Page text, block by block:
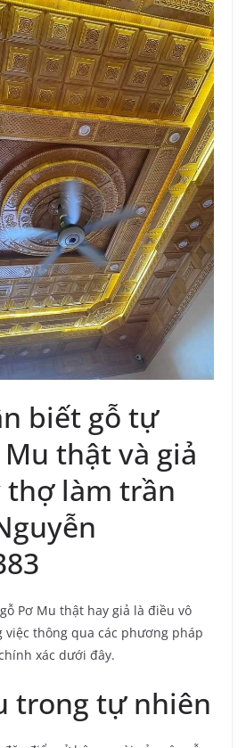
biết gỗ tự
thật và giả
thợ làm trần
Pơ Mu thật hay giả là điều vô
việc thông qua các phương pháp
xác dưới đây.
trong tự nhiên